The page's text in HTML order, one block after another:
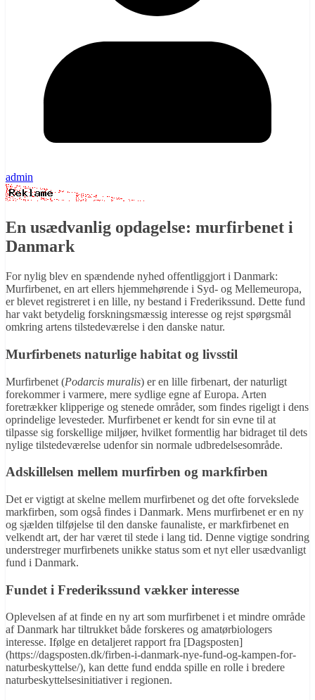
admin
En usædvanlig opdagelse: murfirbenet i
Danmark
For nylig blev en spændende nyhed offentliggjort i Danmark:
Murfirbenet, en art ellers hjemmehørende i Syd- og Mellemeuropa,
er blevet registreret i en lille, ny bestand i Frederikssund. Dette fund
har vakt betydelig forskningsmæssig interesse og rejst spørgsmål
omkring artens tilstedeværelse i den danske natur.
Murfirbenets naturlige habitat og livsstil
Murfirbenet (Podarcis muralis) er en lille firbenart, der naturligt
forekommer i varmere, mere sydlige egne af Europa. Arten
foretrækker klipperige og stenede områder, som findes rigeligt i dens
oprindelige levesteder. Murfirbenet er kendt for sin evne til at
tilpasse sig forskellige miljøer, hvilket formentlig har bidraget til dets
nylige tilstedeværelse udenfor sin normale udbredelsesområde.
Adskillelsen mellem murfirben og markfirben
Det er vigtigt at skelne mellem murfirbenet og det ofte forvekslede
markfirben, som også findes i Danmark. Mens murfirbenet er en ny
og sjælden tilføjelse til den danske faunaliste, er markfirbenet en
velkendt art, der har været til stede i lang tid. Denne vigtige sondring
understreger murfirbenets unikke status som et nyt eller usædvanligt
fund i Danmark.
Fundet i Frederikssund vækker interesse
Oplevelsen af at finde en ny art som murfirbenet i et mindre område
af Danmark har tiltrukket både forskeres og amatørbiologers
interesse. Ifølge en detaljeret rapport fra [Dagsposten]
(https://dagsposten.dk/firben-i-danmark-nye-fund-og-kampen-for-
naturbeskyttelse/), kan dette fund endda spille en rolle i bredere
naturbeskyttelsesinitiativer i regionen.